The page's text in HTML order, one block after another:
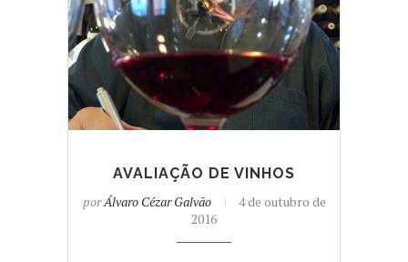
AVALIAÇÃO DE VINHOS
porÁlvaro Cézar Galvão
4 de outubro de
2016